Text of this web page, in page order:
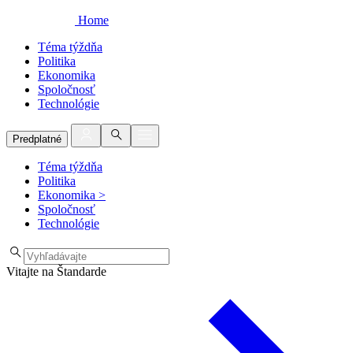
Home
Téma týždňa
Politika
Ekonomika
Spoločnosť
Technológie
Predplatné
Téma týždňa
Politika
Ekonomika >
Spoločnosť
Technológie
Vitajte na Štandarde